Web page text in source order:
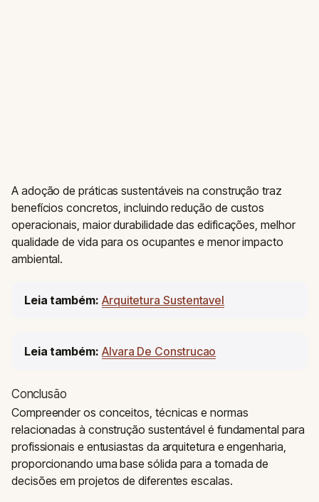
A adoção de práticas sustentáveis na construção traz
benefícios concretos, incluindo redução de custos
operacionais, maior durabilidade das edificações, melhor
qualidade de vida para os ocupantes e menor impacto
ambiental.
Leia também: Arquitetura Sustentavel
Leia também: Alvara De Construcao
Conclusão
Compreender os conceitos, técnicas e normas
relacionadas à construção sustentável é fundamental para
profissionais e entusiastas da arquitetura e engenharia,
proporcionando uma base sólida para a tomada de
decisões em projetos de diferentes escalas.